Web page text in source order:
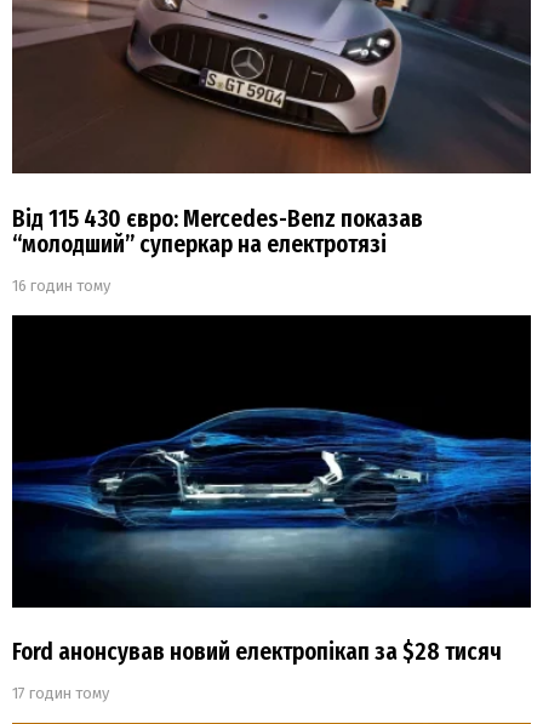
Від 115 430 євро: Mercedes-Benz показав
“молодший” суперкар на електротязі
16 годин тому
Ford анонсував новий електропікап за $28 тисяч
17 годин тому